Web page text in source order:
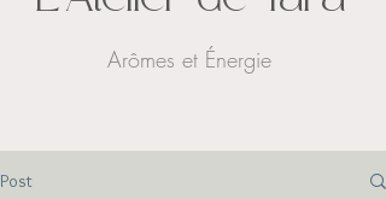
Arômes et Énergie
Post